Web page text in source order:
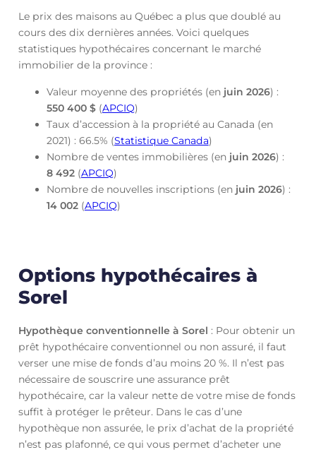
Le prix des maisons au Québec a plus que doublé au
cours des dix dernières années. Voici quelques
statistiques hypothécaires concernant le marché
immobilier de la province :
Valeur moyenne des propriétés (en juin 2026) :
550 400 $(APCIQ)
Taux d’accession à la propriété au Canada (en
2021) : 66.5% (Statistique Canada)
Nombre de ventes immobilières (en juin 2026) :
8 492(APCIQ)
Nombre de nouvelles inscriptions (en juin 2026) :
14 002(APCIQ)
Options hypothécaires à
Sorel
Hypothèque conventionnelle à Sorel : Pour obtenir un
prêt hypothécaire conventionnel ou non assuré, il faut
verser une mise de fonds d’au moins 20 %. Il n’est pas
nécessaire de souscrire une assurance prêt
hypothécaire, car la valeur nette de votre mise de fonds
suffit à protéger le prêteur. Dans le cas d’une
hypothèque non assurée, le prix d’achat de la propriété
n’est pas plafonné, ce qui vous permet d’acheter une